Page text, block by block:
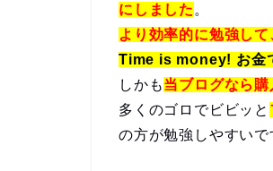
にしました 。
より効率的に勉強して
Time is money! お金
しかも当ブログなら
多くのゴロでビビッと
の方が勉強しやすい